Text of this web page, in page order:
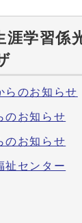
涯学習係
らのお知らせ
のお知らせ
のお知らせ
祉センター